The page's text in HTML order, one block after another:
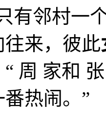
有邻村
来，彼此
“ 周 家和
热闹。”